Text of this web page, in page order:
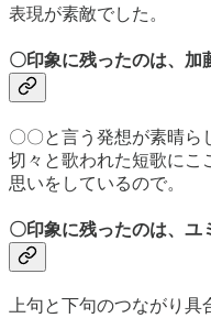
表現が素敵でした。
〇印象に残ったのは、加
〇〇と言う発想が素晴ら
切々と歌われた短歌にこ
思いをしているので。
〇印象に残ったのは、ユ
上句と下句のつながり